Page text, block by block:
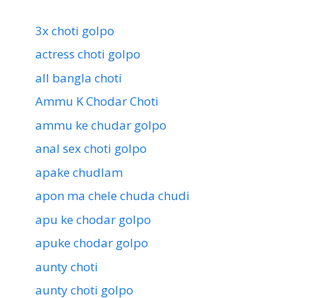
3x choti golpo
actress choti golpo
all bangla choti
Ammu K Chodar Choti
ammu ke chudar golpo
anal sex choti golpo
apake chudlam
apon ma chele chuda chudi
apu ke chodar golpo
apuke chodar golpo
aunty choti
aunty choti golpo